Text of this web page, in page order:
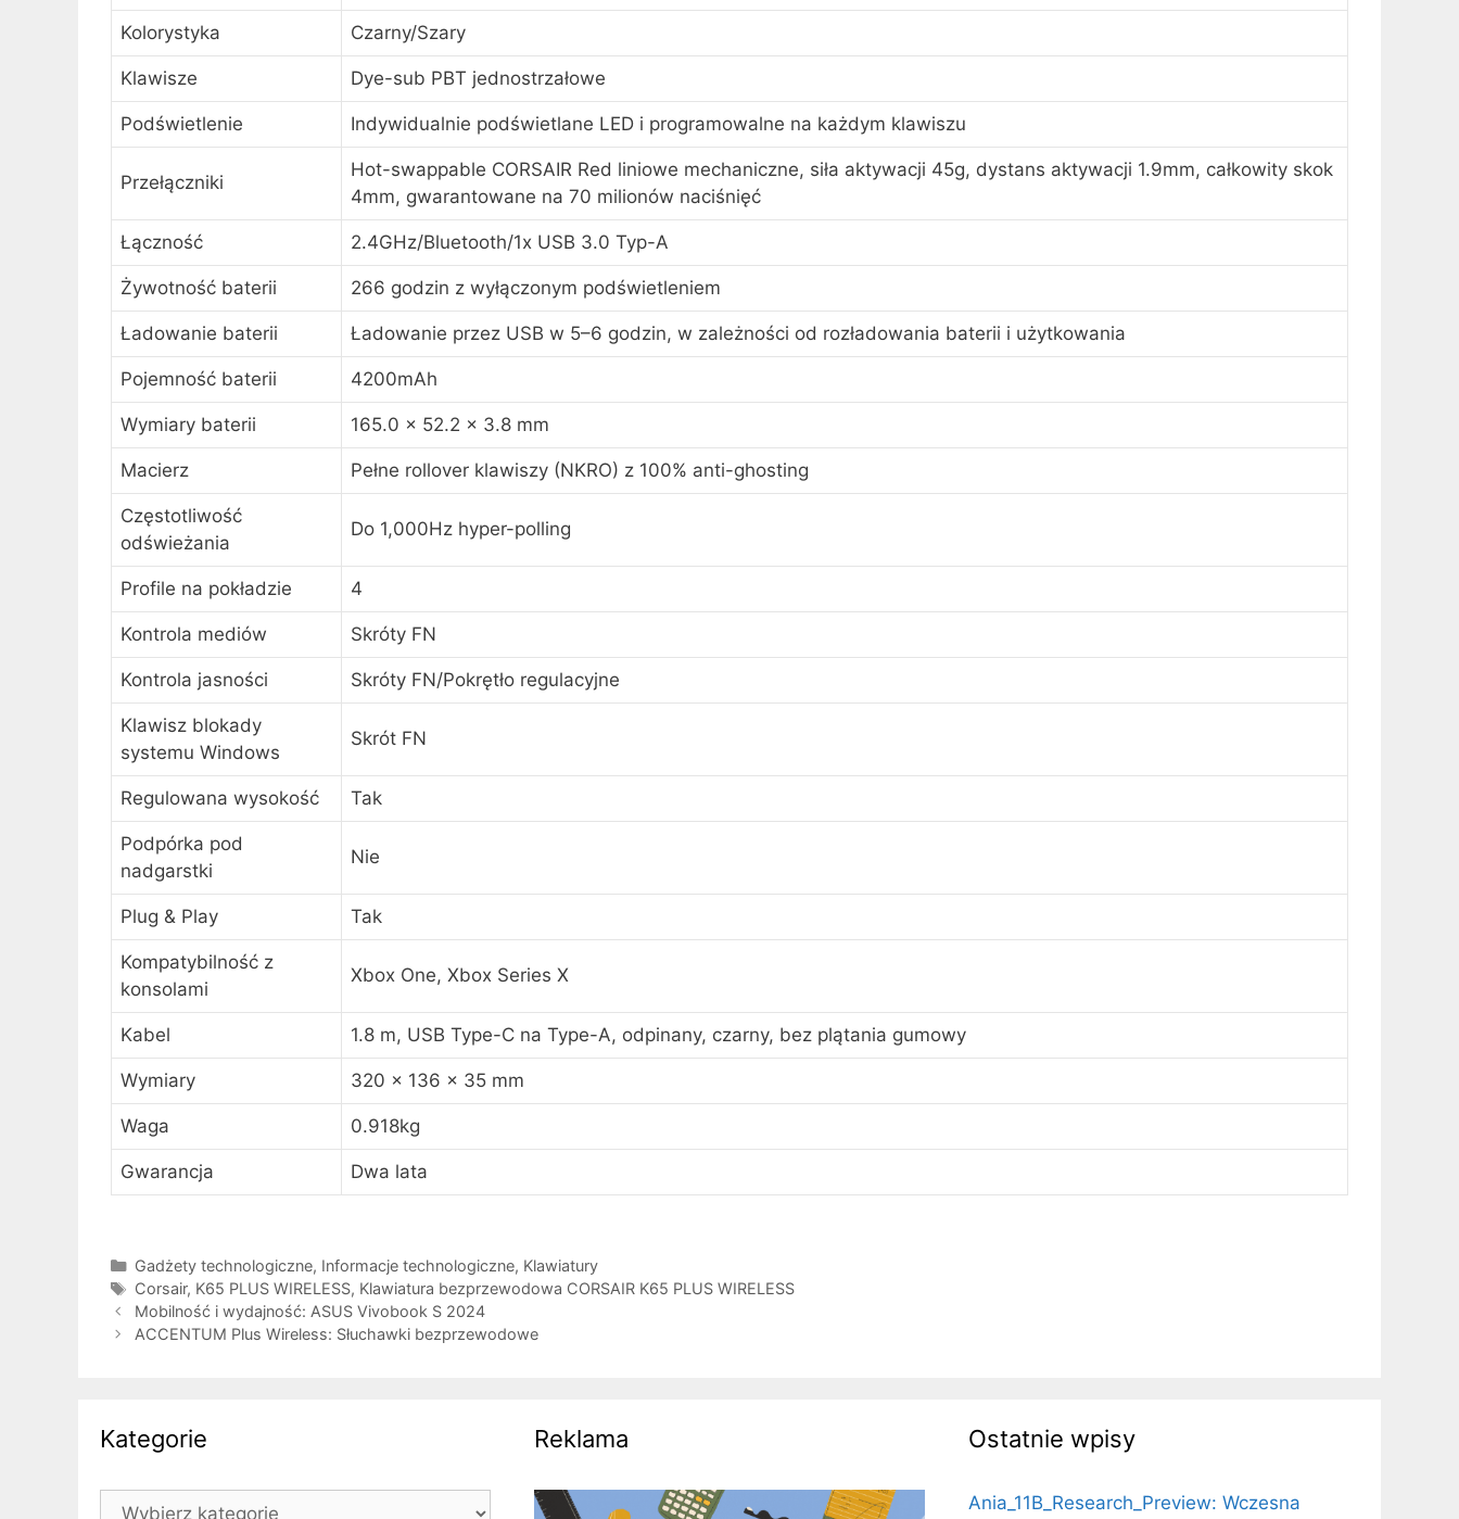
Kolorystyka Czarny/Szary
Klawisze Dye-sub PBT jednostrzałowe
Podświetlenie Indywidualnie podświetlane LED i programowalne na każdym klawiszu
Przełączniki
Hot-swappable CORSAIR Red liniowe mechaniczne, siła aktywacji 45g, dystans aktywacji 1.9mm, całkowity skok
4mm, gwarantowane na 70 milionów naciśnięć
Łączność 2.4GHz/Bluetooth/1x USB 3.0 Typ-A
Żywotność baterii 266 godzin z wyłączonym podświetleniem
Ładowanie baterii Ładowanie przez USB w 5–6 godzin, w zależności od rozładowania baterii i użytkowania
Pojemność baterii 4200mAh
Wymiary baterii 165.0 x 52.2 x 3.8 mm
Macierz Pełne rollover klawiszy (NKRO) z 100% anti-ghosting
Częstotliwość
odświeżania
Do 1,000Hz hyper-polling
Profile na pokładzie 4
Kontrola mediów Skróty FN
Kontrola jasności Skróty FN/Pokrętło regulacyjne
Klawisz blokady
systemu Windows
Skrót FN
Regulowana wysokość Tak
Podpórka pod
nadgarstki
Nie
Plug & Play Tak
Kompatybilność z
konsolami
Xbox One, Xbox Series X
Kabel 1.8 m, USB Type-C na Type-A, odpinany, czarny, bez plątania gumowy
Wymiary 320 x 136 x 35 mm
Waga 0.918kg
Gwarancja Dwa lata
Kategorie
Gadżety technologiczne, Informacje technologiczne, Klawiatury
Tagi
Corsair, K65 PLUS WIRELESS, Klawiatura bezprzewodowa CORSAIR K65 PLUS WIRELESS
Mobilność i wydajność: ASUS Vivobook S 2024
ACCENTUM Plus Wireless: Słuchawki bezprzewodowe
Kategorie
Kategorie
Reklama Ostatnie wpisy
Ania_11B_Research_Preview: Wczesna